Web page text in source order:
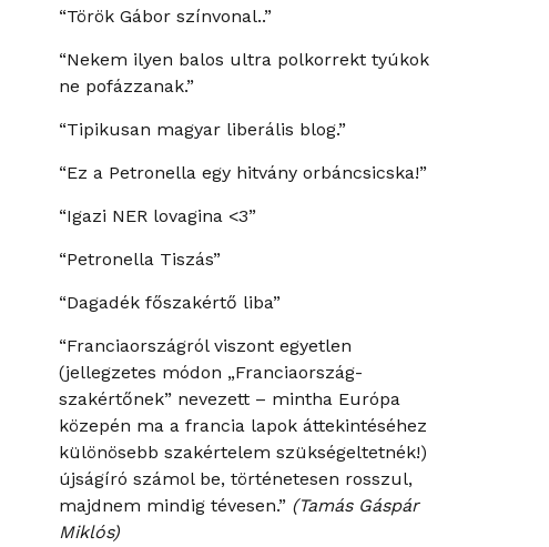
“Török Gábor színvonal..”
“Nekem ilyen balos ultra polkorrekt tyúkok
ne pofázzanak.”
“Tipikusan magyar liberális blog.”
“Ez a Petronella egy hitvány orbáncsicska!”
“Igazi NER lovagina <3”
“Petronella Tiszás”
“Dagadék főszakértő liba”
“Franciaországról viszont egyetlen
(jellegzetes módon „Franciaország-
szakértőnek” nevezett – mintha Európa
közepén ma a francia lapok áttekintéséhez
különösebb szakértelem szükségeltetnék!)
újságíró számol be, történetesen rosszul,
majdnem mindig tévesen.” (Tamás Gáspár
Miklós)